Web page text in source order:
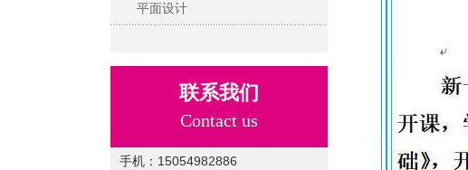
平面设计
联系我们
Contact us
手机：15054982886